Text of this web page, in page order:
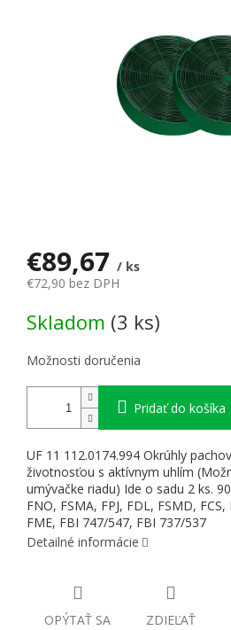
€89,67 / ks
€72,90 bez DPH
Skladom (3 ks)
Možnosti doručenia
Pridať do košíka
UF 11 112.0174.994 Okrúhly
životnosťou s aktívnym uhlím
umývačke riadu) Ide o sadu 2 ks.
FNO, FSMA, FPJ, FDL, FSMD,
FME, FBI 747/547, FBI 737/537
Detailné informácie
OPÝTAŤ SA ZDIEĽAŤ